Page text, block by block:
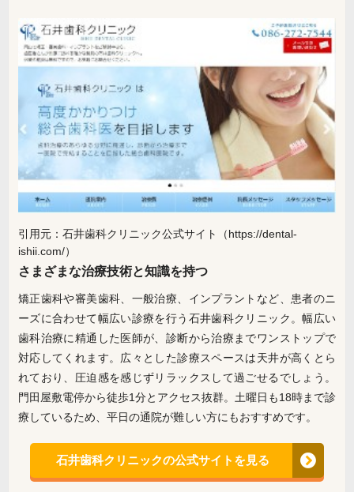
引用元：石井歯科クリニック公式サイト（https://dental-
ishii.com/）
さまざまな治療技術と知識を持つ
矯正歯科や審美歯科、一般治療、インプラントなど、患者のニ
ーズに合わせて幅広い診療を行う石井歯科クリニック。幅広い
歯科治療に精通した医師が、診断から治療までワンストップで
対応してくれます。広々とした診療スペースは天井が高くとら
れており、圧迫感を感じずリラックスして過ごせるでしょう。
門田屋敷電停から徒歩1分とアクセス抜群。土曜日も18時まで診
療しているため、平日の通院が難しい方にもおすすめです。
石井歯科クリニックの公式サイトを見る